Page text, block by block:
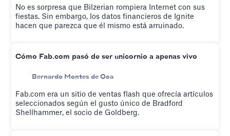
No es sorpresa que Bilzerian rompiera Internet con sus
fiestas. Sin embargo, los datos financieros de Ignite
hacen que parezca que él mismo está arruinado.
Cómo Fab.com pasó de ser unicornio a apenas vivo
Bernardo Montes de Oca
Fab.com era un sitio de ventas flash que ofrecía artículos
seleccionados según el gusto único de Bradford
Shellhammer, el socio de Goldberg.